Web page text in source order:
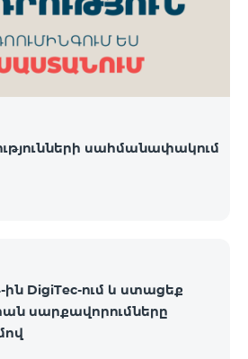
սահմանափակում
DigiTec-ում և ստացեք
սարքավորումները